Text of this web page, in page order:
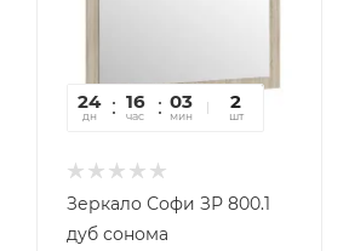
24
дн
16
час
03
мин
29
сек
2
шт
Зеркало Софи ЗР 800.1
дуб сонома